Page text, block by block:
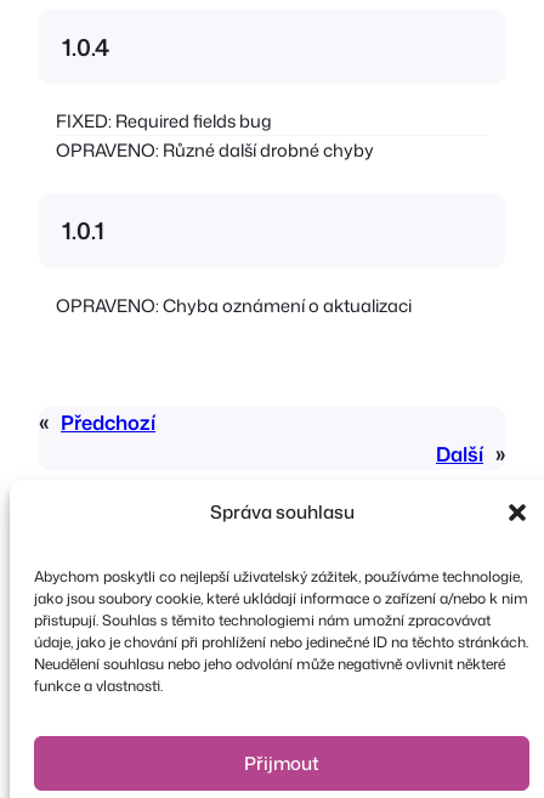
Správa souhlasu
Abychom poskytli co nejlepší uživatelský zážitek, používáme technologie,
jako jsou soubory cookie, které ukládají informace o zařízení a/nebo k nim
přistupují. Souhlas s těmito technologiemi nám umožní zpracovávat
údaje, jako je chování při prohlížení nebo jedinečné ID na těchto stránkách.
Neudělení souhlasu nebo jeho odvolání může negativně ovlivnit některé
funkce a vlastnosti.
Přijmout
1.0.4
FIXED: Required fields bug
OPRAVENO: Různé další drobné chyby
1.0.1
OPRAVENO: Chyba oznámení o aktualizaci
« Předchozí
Další »
Copyright © 2026 FooEvents. Všechna práva
vyhrazena.